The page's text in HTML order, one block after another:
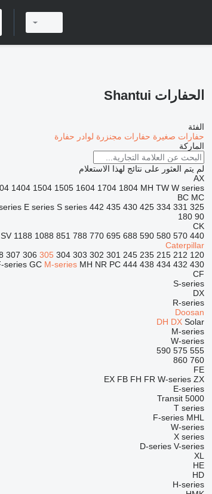
الحفارات Shantui
الفئة
حفارات صغيرة حفارات مجنزرة لوادر حفارة
الماركة
لم يتم العثور على نتائج لهذا الاستعلام
AX
1404 1504 1505 1604 1704 1804 MH TW W series
BC MC
325
331
334
425
430
435
442
E series S series
90
180
CK
440
570
580
590
688
695
770
788
851
1088
1188
SV
Caterpillar
120
212
215
235
245
301
302
303
304
305
306
307
430
432
434
438
444
series GC M-series MH NR PC
CF
S-series
DX
R-series
Doosan
DH DX Solar
M-series
W-series
555
575
590
760
860
FE
EX FB FH FR W-series ZX
E-series
5000
Transit
T series
F-series MHL
W-series
X series
D-series V-series
XL
HE
HD
H-series